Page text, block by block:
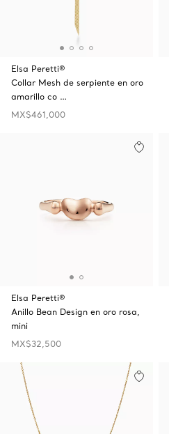
Elsa Peretti®
Collar Mesh de serpiente en oro
amarillo co …
MX$461,000
Elsa Peretti®
Anillo Bean Design en oro rosa,
mini
MX$32,500